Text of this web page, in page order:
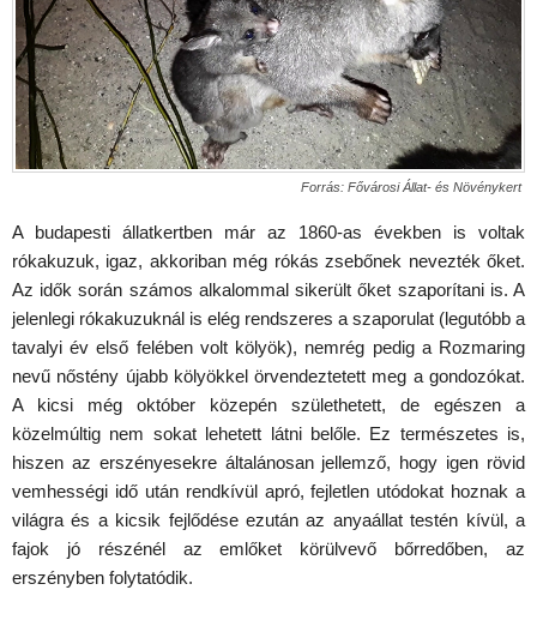
Forrás: Fővárosi Állat- és Növénykert
A budapesti állatkertben már az 1860-as években is voltak
rókakuzuk, igaz, akkoriban még rókás zsebőnek nevezték őket.
Az idők során számos alkalommal sikerült őket szaporítani is. A
jelenlegi rókakuzuknál is elég rendszeres a szaporulat (legutóbb a
tavalyi év első felében volt kölyök), nemrég pedig a Rozmaring
nevű nőstény újabb kölyökkel örvendeztetett meg a gondozókat.
A kicsi még október közepén születhetett, de egészen a
közelmúltig nem sokat lehetett látni belőle. Ez természetes is,
hiszen az erszényesekre általánosan jellemző, hogy igen rövid
vemhességi idő után rendkívül apró, fejletlen utódokat hoznak a
világra és a kicsik fejlődése ezután az anyaállat testén kívül, a
fajok jó részénél az emlőket körülvevő bőrredőben, az
erszényben folytatódik.